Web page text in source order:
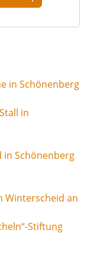
in Schönenberg
in
in Schönenberg
Winterscheid an
Stiftung